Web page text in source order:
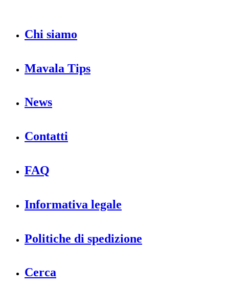
Chi siamo
Mavala Tips
News
Contatti
FAQ
Informativa legale
Politiche di spedizione
Cerca